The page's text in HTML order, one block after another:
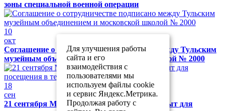
зоны специальной военной операции
10
окт
Соглашение о сотрудничестве подписано между Тульским
музейным объединением и московской школой № 2000
18
сен
21 сентября Музей обороны Тулы будет закрыт для
Для улучшения работы
сайта и его
взаимодействия с
пользователями мы
используем файлы cookie
и сервис Яндекс.Метрика.
Продолжая работу с